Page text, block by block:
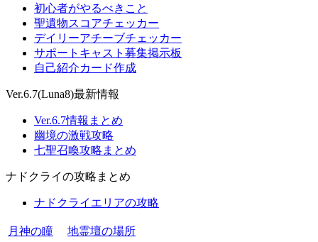
初心者がやるべきこと
聖遺物スコアチェッカー
デイリーアチーブチェッカー
サポートキャスト募集掲示板
自己紹介カード作成
Ver.6.7(Luna8)最新情報
Ver.6.7情報まとめ
幽境の激戦攻略
七聖召喚攻略まとめ
ナドクライの攻略まとめ
ナドクライエリアの攻略
月神の瞳
地霊壇の場所